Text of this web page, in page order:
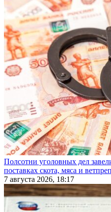
Полсотни уголовных дел
поставках скота, мяса и
7 августа 2026, 18:17